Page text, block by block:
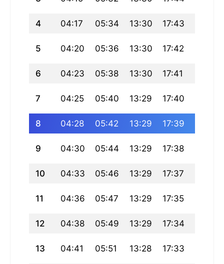
4 04:17 05:34 13:30 17:43
5 04:20 05:36 13:30 17:42
6 04:23 05:38 13:30 17:41
7 04:25 05:40 13:29 17:40
8 04:28 05:42 13:29 17:39
9 04:30 05:44 13:29 17:38
10 04:33 05:46 13:29 17:37
11 04:36 05:47 13:29 17:35
12 04:38 05:49 13:29 17:34
13 04:41 05:51 13:28 17:33